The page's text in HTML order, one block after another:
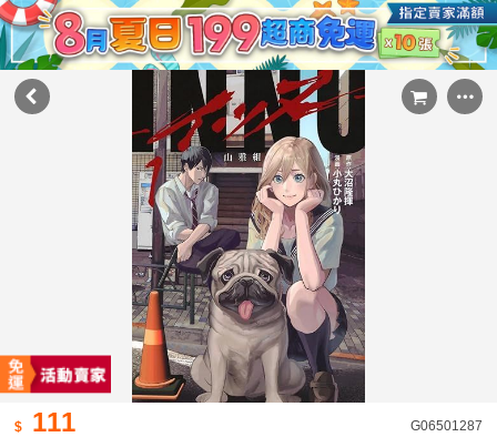
111 G06501287